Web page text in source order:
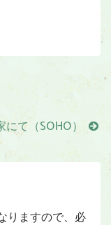
にて（SOHO）
りますので、必